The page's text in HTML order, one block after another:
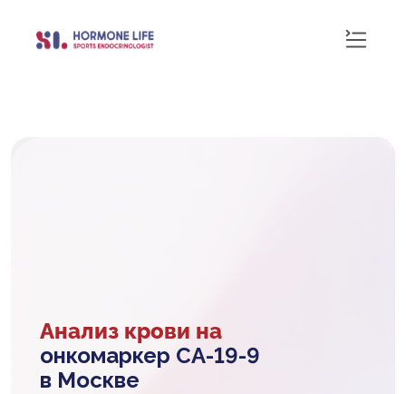
Анализ крови на
онкомаркер СА-19-9
в Москве